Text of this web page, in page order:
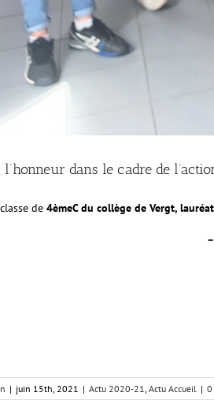
l’honneur dans le cadre de
de 4èmeC du collège de Vergt,
| juin 15th, 2021 | Actu 2020-21, Actu Accueil | 0